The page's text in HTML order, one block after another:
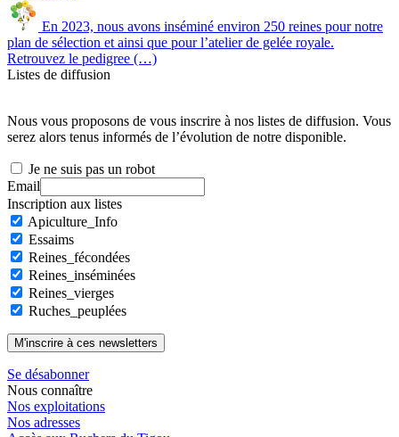
En 2023, nous avons inséminé environ 250 reines pour notre
plan de sélection et ainsi que pour l’atelier de gelée royale.
Retrouvez le pedigree (…)
Listes de diffusion
Nous vous proposons de vous inscrire à nos listes de diffusion. Vous
serez alors tenus informés de l’évolution de notre disponible.
Je ne suis pas un robot
Email
Inscription aux listes
Apiculture_Info
Essaims
Reines_fécondées
Reines_inséminées
Reines_vierges
Ruches_peuplées
Se désabonner
Nous connaître
Nos exploitations
Nos adresses